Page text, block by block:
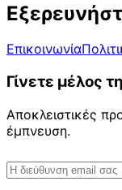
Επικοινωνία
Γίνετε μέλος
Αποκλειστικές
έμπνευση.